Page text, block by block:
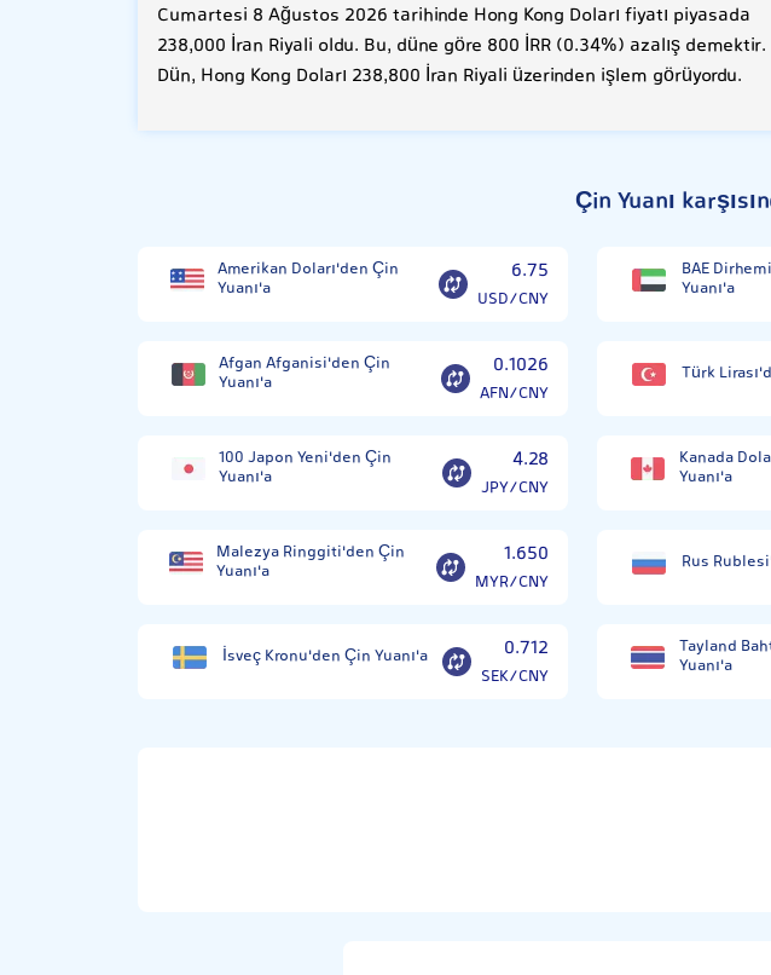
Cumartesi 8 Ağustos 2026 tarihinde Hong Kong Doları fiyatı piyasada
238,000 İran Riyali oldu. Bu, düne göre 800 İRR (0.34%) azalış demektir.
Dün, Hong Kong Doları 238,800 İran Riyali üzerinden işlem görüyordu.
Çin Yuanı
Amerikan Doları'den Çin
Yuanı'a
6.75
USD/CNY
BAE
Yuanı'a
Afgan Afganisi'den Çin
Yuanı'a
0.1026
AFN/CNY
Türk
100 Japon Yeni'den Çin
Yuanı'a
4.28
JPY/CNY
Kanada
Yuanı'a
Malezya Ringgiti'den Çin
Yuanı'a
1.650
MYR/CNY
Rus
İsveç Kronu'den Çin Yuanı'a 0.712
SEK/CNY
Tayland
Yuanı'a